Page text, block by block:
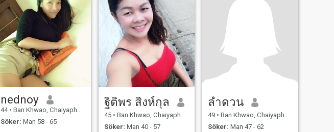
nednoy
44 • Ban Khwao, Chaiyaphum, Thailand
Söker: Man 58 - 65
ฐิติพร สิงห์กุล
45 • Ban Khwao, Chaiyaphum, Thailand
Söker: Man 40 - 57
ลําดวน
49 • Ban Khwao, Chaiyaphum, Thailand
Söker: Man 47 - 62